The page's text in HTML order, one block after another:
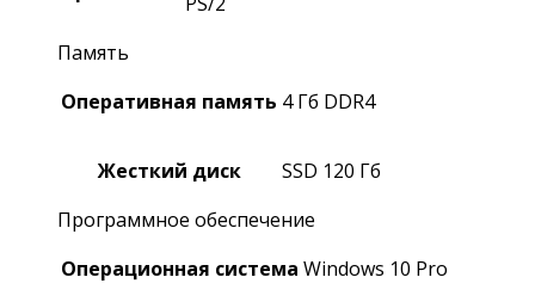
Память
Оперативная память 4 Гб DDR4
Жесткий диск
SSD 120 Гб
Программное обеспечение
Операционная система Windows 10 Pro